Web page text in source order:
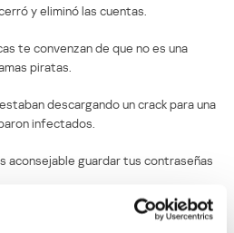
y eliminó las cuentas.
te convenzan de que no es una
piratas.
descargando un crack para una
infectados.
aconsejable guardar tus contraseñas
programa de administración de